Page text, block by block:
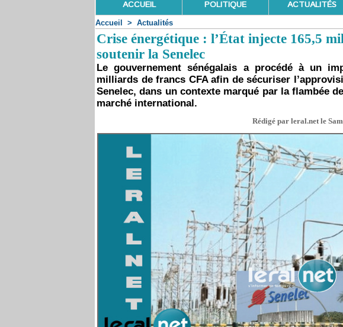
ACCUEIL POLITIQUE ACTUALITÉS
Accueil > Actualités
Crise énergétique : l’État injecte 165,5
soutenir la Senelec
Le gouvernement sénégalais a procédé à un
milliards de francs CFA afin de sécuriser
Senelec, dans un contexte marqué par la flambée
marché international.
Rédigé par leral.net le